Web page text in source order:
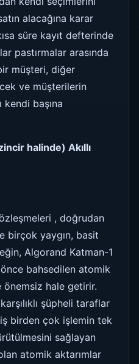
alacağına karar
süre kayıt defterinde
pastırmalar arasında
müşteri, diğer
ve müşterilerin
kendi başına
halinde) Akıllı
, doğrudan
birçok yaygın, basit
Algorand Katman-1
bahsedilen atomik
hale getirir.
şüpheli taraflar
birden çok işlemin tek
sağlayan
atomik aktarımlar